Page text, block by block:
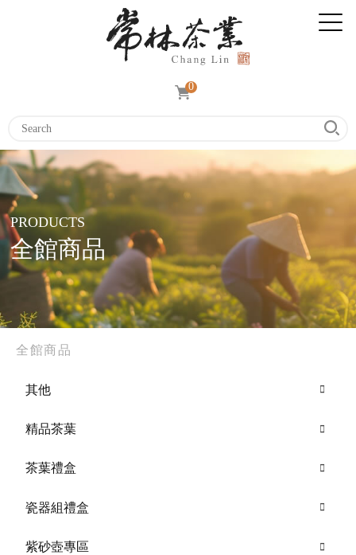
0
全館商品
PRODUCTS
全館商品
其他
精品茶葉
茶葉禮盒
瓷器組禮盒
紫砂壺專區